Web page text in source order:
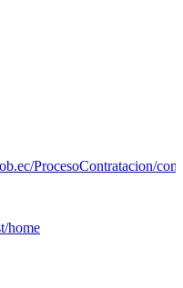
ProcesoContratacion/
home